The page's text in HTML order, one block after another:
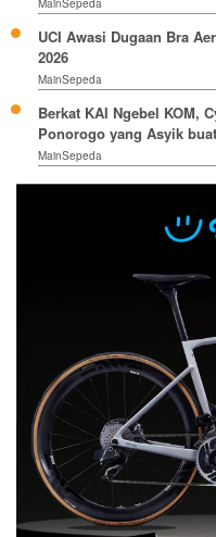
MainSepeda
UCI Awasi Dugaan Bra
2026
MainSepeda
Berkat KAI Ngebel KOM,
Ponorogo yang Asyik
MainSepeda